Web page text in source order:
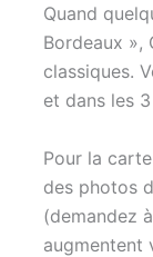
Quand
Bordeaux »,
classiques.
et dans les
Pour la
des photos
(demandez
augmentent